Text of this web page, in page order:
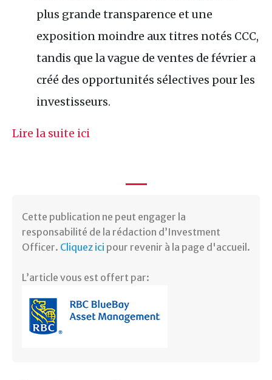
plus grande transparence et une
exposition moindre aux titres notés CCC,
tandis que la vague de ventes de février a
créé des opportunités sélectives pour les
investisseurs.
Lire la suite ici
Cette publication ne peut engager la
responsabilité de la rédaction d’Investment
Officer. Cliquez ici pour revenir à la page d'accueil.
L’article vous est offert par: